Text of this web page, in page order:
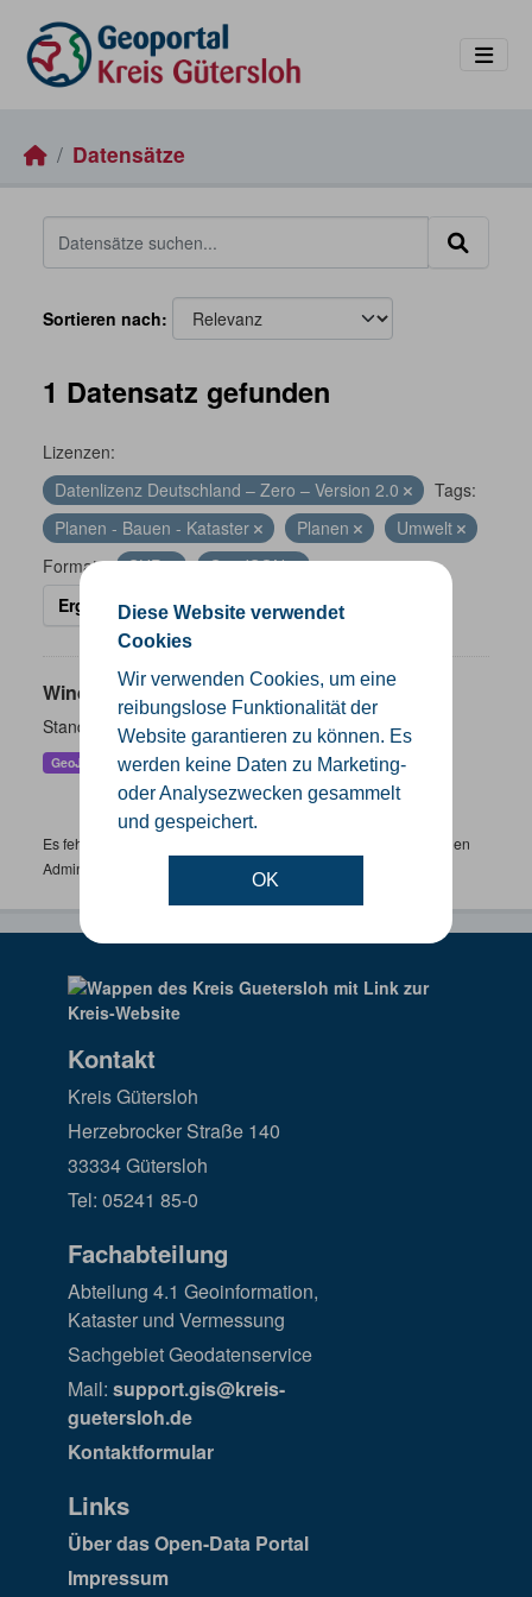
Diese Website verwendet
Cookies
Wir verwenden Cookies, um eine
reibungslose Funktionalität der
Website garantieren zu können. Es
werden keine Daten zu Marketing-
oder Analysezwecken gesammelt
und gespeichert.
OK
Datensätze
Sortieren nach
1 Datensatz gefunden
Lizenzen:
Datenlizenz Deutschland – Zero – Version 2.0
Tags:
Planen - Bauen - Kataster
Planen
Umwelt
Formate:
SHP
GeoJSON
Ergebnisse filtern
Windenergieanlagen
Standorte der Windenergieanlagen im Kreis Gütersloh
GeoJSON KML SHP
Es fehlen spezifische Datensätze? Wenden Sie sich bitte an einen
Administrator unter:
support.gis@kreis-guetersloh.de
Kontakt
Kreis Gütersloh
Herzebrocker Straße 140
33334 Gütersloh
Tel: 05241 85-0
Fachabteilung
Abteilung 4.1 Geoinformation,
Kataster und Vermessung
Sachgebiet Geodatenservice
Mail: support.gis@kreis-
guetersloh.de
Kontaktformular
Links
Über das Open-Data Portal
Impressum